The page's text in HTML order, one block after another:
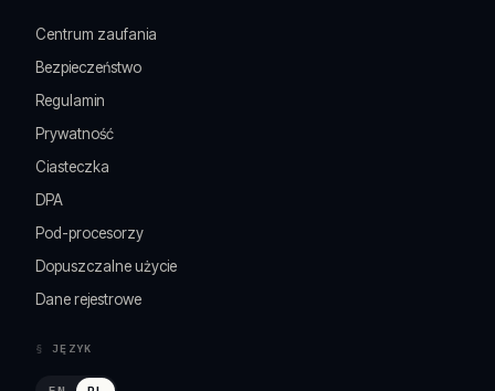
Centrum zaufania
Bezpieczeństwo
Regulamin
Prywatność
Ciasteczka
DPA
Pod-procesorzy
Dopuszczalne użycie
Dane rejestrowe
JĘZYK